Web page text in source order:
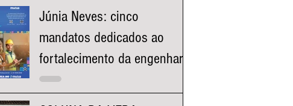
Júnia Neves: cinco
mandatos dedicados ao
fortalecimento da engenharia
e à valorização dos